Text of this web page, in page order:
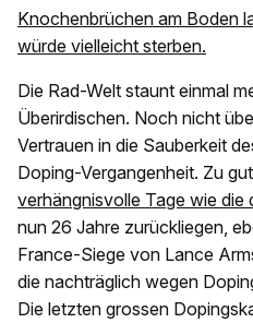
Knochenbrüchen am Boden
würde vielleicht sterben.
Die Rad-Welt staunt einmal
Überirdischen. Noch nicht
Vertrauen in die Sauberkeit
Doping-Vergangenheit. Zu
verhängnisvolle Tage wie die
nun 26 Jahre zurückliegen,
France-Siege von Lance
die nachträglich wegen
Die letzten grossen